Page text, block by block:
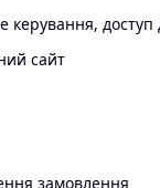
доступ
сайт
замовлення